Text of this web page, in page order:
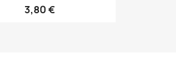
3,80 €